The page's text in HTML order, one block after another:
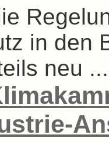
in den
neu ...